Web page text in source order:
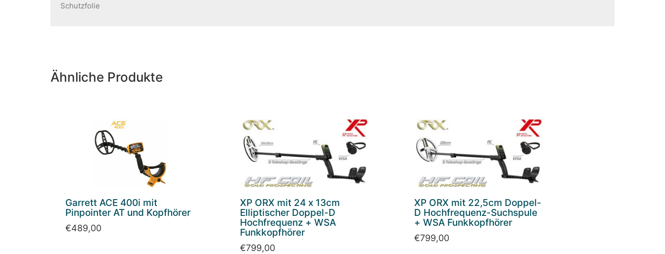
Schutzfolie
Ähnliche Produkte
Garrett ACE 400i mit
Pinpointer AT und Kopfhörer
€489,00
XP ORX mit 24 x 13cm
Elliptischer Doppel-D
Hochfrequenz + WSA
Funkkopfhörer
€799,00
XP ORX mit 22,5cm Doppel-
D Hochfrequenz-Suchspule
+ WSA Funkkopfhörer
€799,00